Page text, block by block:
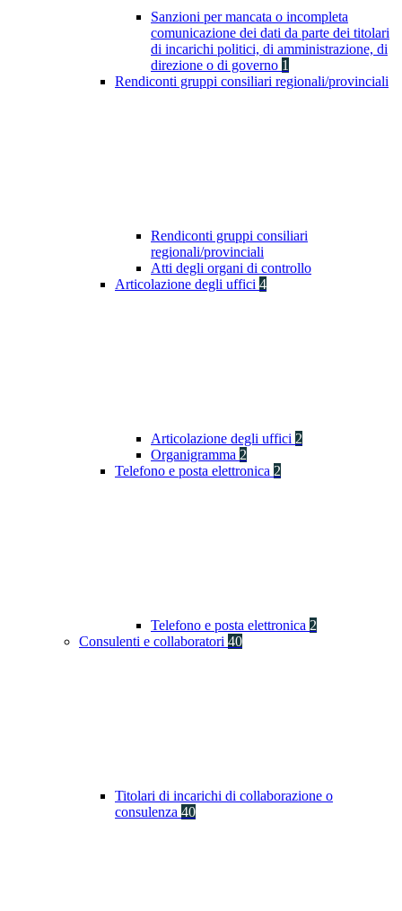
Sanzioni per mancata o incompleta
comunicazione dei dati da parte dei titolari
di incarichi politici, di amministrazione, di
direzione o di governo 1
Rendiconti gruppi consiliari regionali/provinciali
Rendiconti gruppi consiliari
regionali/provinciali
Atti degli organi di controllo
Articolazione degli uffici 4
Articolazione degli uffici 2
Organigramma 2
Telefono e posta elettronica 2
Telefono e posta elettronica 2
Consulenti e collaboratori 40
Titolari di incarichi di collaborazione o
consulenza 40